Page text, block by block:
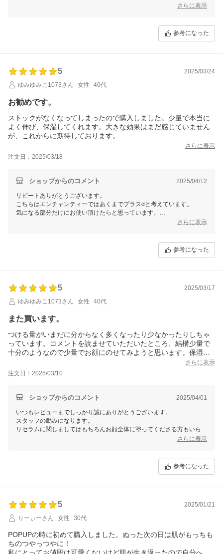
さらに表示
参考になった
5
2025/03/24
ゆみゆみこ1073さん
女性 40代
お勧めです。
ストックがなくなってしまったので購入しました。少量で本当に
よく伸び、保湿してくれます。大きな効果はまだ感じていません
が、これからに期待しております。
さらに表示
注文日：2025/03/18
ショップからのコメント 2025/04/12
リピートありがとうございます。
こちらはエンチャンティーではあくまでプラスαと考えています。
気になる部分だけにお使い頂けたらと思っています。
予防として使って下さっている方も沢山いらっしゃいますが、傷、色素
私自身も高価すぎる原料なので気になる部分にだけしか使えてません
さらに表示
参考になった
5
2025/03/17
ゆみゆみこ1073さん
女性 40代
また買います。
つける量がいまだに分からなく多くなったり少なかったりしちゃ
っています。コメントを読ませていただいたところ、結構少量で
十分のようなので少量でお顔にのせてみようと思います。保湿力
さらに表示
注文日：2025/03/10
ショップからのコメント 2025/04/01
いつもレビューまでしっかり誠にありがとうございます。
スタッフの励みになります。
リセラムに関しましてはもちろんお顔全体に塗ってくださる方もいらっ
ですので気になる部分だけにプラスαで塗って頂けたらと考えていま
さらに表示
参考になった
5
2025/01/21
りーぃーさん
女性 30代
POPUPの時に初めて購入しました。ぬった次の日は肌がもっちも
ちのつやっつやに！
私にとってお値段は可愛くないけど肌が生き返ったので自分への